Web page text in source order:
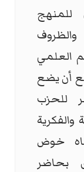
للمنهج
العلمي
أن يضع
للحزب
خوض
بحاضر